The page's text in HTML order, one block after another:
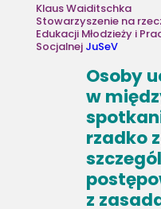
Klaus Waiditschka
Stowarzyszenie na
Edukacji Młodzieży i
Socjalnej JuSeV
Osoby
w
rzadko
z